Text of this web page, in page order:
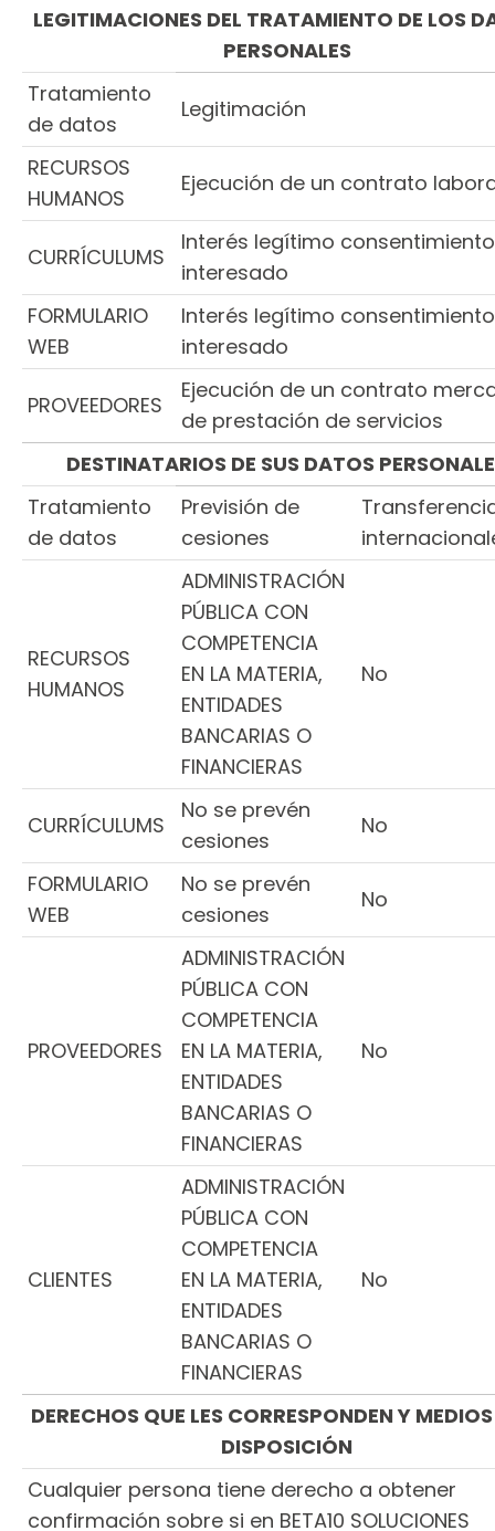
LEGITIMACIONES DEL TRATAMIENTO DE LOS
PERSONALES
Tratamiento
de datos
Legitimación
RECURSOS
HUMANOS
Ejecución de un contrato
CURRÍCULUMS
Interés legítimo
interesado
FORMULARIO
WEB
Interés legítimo
interesado
PROVEEDORES
Ejecución de un contrato
de prestación de servicios
DESTINATARIOS DE SUS DATOS
Tratamiento
de datos
Previsión de
cesiones
RECURSOS
HUMANOS
ADMINISTRACIÓN
PÚBLICA CON
COMPETENCIA
EN LA MATERIA,
ENTIDADES
BANCARIAS O
FINANCIERAS
No
CURRÍCULUMS
No se prevén
cesiones
No
FORMULARIO
WEB
No se prevén
cesiones
No
PROVEEDORES
ADMINISTRACIÓN
PÚBLICA CON
COMPETENCIA
EN LA MATERIA,
ENTIDADES
BANCARIAS O
FINANCIERAS
No
CLIENTES
ADMINISTRACIÓN
PÚBLICA CON
COMPETENCIA
EN LA MATERIA,
ENTIDADES
BANCARIAS O
FINANCIERAS
No
DERECHOS QUE LES CORRESPONDEN Y
DISPOSICIÓN
Cualquier persona tiene derecho a obtener
confirmación sobre si en BETA10 SOLUCIONES